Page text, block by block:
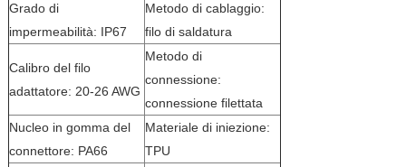
Grado di
impermeabilità: IP67
Metodo di cablaggio:
filo di saldatura
Calibro del filo
adattatore: 20-26 AWG
Metodo di
connessione:
connessione filettata
Nucleo in gomma del
connettore: PA66
Materiale di iniezione:
TPU